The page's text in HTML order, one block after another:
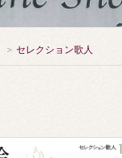
> セレクション歌人